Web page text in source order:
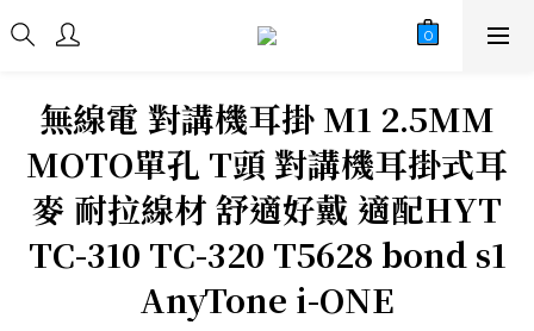
無線電 對講機耳掛 M1 2.5MM
MOTO單孔 T頭 對講機耳掛式耳
麥 耐拉線材 舒適好戴 適配HYT
TC-310 TC-320 T5628 bond s1
AnyTone i-ONE